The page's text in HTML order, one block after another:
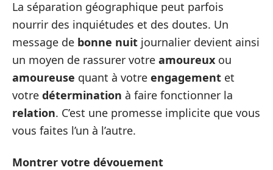
La séparation géographique peut parfois
nourrir des inquiétudes et des doutes. Un
message de bonne nuit journalier devient ainsi
un moyen de rassurer votre amoureux ou
amoureuse quant à votre engagement et
votre détermination à faire fonctionner la
relation. C’est une promesse implicite que vous
vous faites l’un à l’autre.
Montrer votre dévouement